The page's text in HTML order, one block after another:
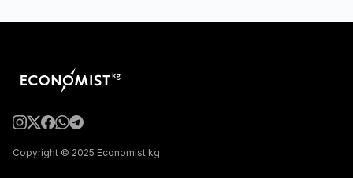
Copyright © 2025 Economist.kg